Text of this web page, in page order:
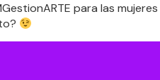
para las